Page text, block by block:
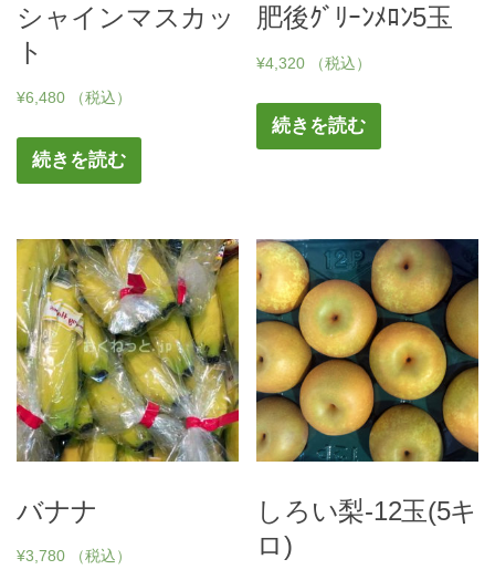
シャインマスカッ
ト
¥6,480 （税込）
続きを読む
肥後ｸﾞﾘｰﾝﾒﾛﾝ5玉
¥4,320 （税込）
続きを読む
バナナ
¥3,780 （税込）
しろい梨-12玉(5キ
ロ)